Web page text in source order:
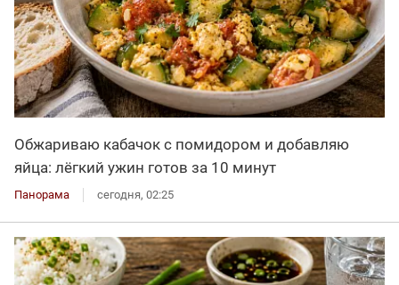
Обжариваю кабачок с помидором и добавляю
яйца: лёгкий ужин готов за 10 минут
Панорама сегодня, 02:25